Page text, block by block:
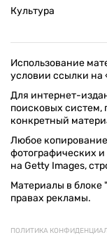
Культура
Использование
условии ссылки на
Для интернет-
поисковых систем,
конкретный
Любое
фотографических
на Getty Images,
Материалы в блоке
правах рекламы.
ПОЛИТИКА
© 1994–2026 «ЗЕРКАЛО